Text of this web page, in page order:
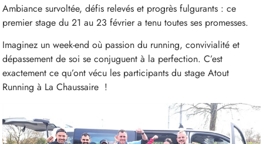
Ambiance survoltée, défis relevés et progrès fulgurants : ce
premier stage du 21 au 23 février a tenu toutes ses promesses.
Imaginez un week-end où passion du running, convivialité et
dépassement de soi se conjuguent à la perfection. C’est
exactement ce qu’ont vécu les participants du stage Atout
Running à La Chaussaire !